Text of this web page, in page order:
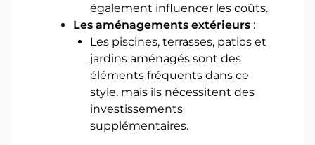
également influencer les coûts.
Les aménagements extérieurs :
Les piscines, terrasses, patios et
jardins aménagés sont des
éléments fréquents dans ce
style, mais ils nécessitent des
investissements
supplémentaires.